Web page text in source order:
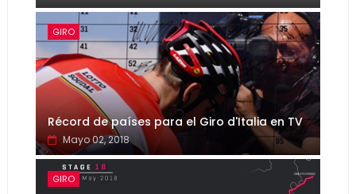
GIRO
Récord de países para el Giro d'Italia en TV
Mayo 02, 2018
GIRO